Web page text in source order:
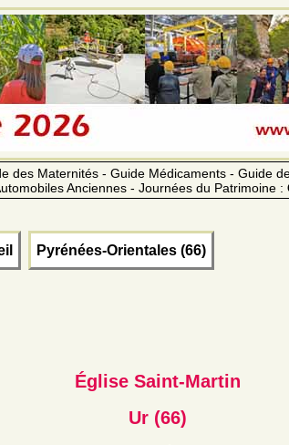
Maternités - Guide Médicaments - Guide
Anciennes - Journées du Patrimoine :
Pyrénées-Orientales (66)
Église Saint-Martin
Ur (66)